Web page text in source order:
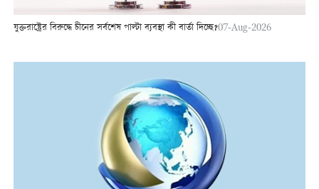
যুক্তরাষ্ট্রের বিরুদ্ধে চীনের সর্বশেষ পাল্টা ব্যবস্থা কী বার্তা দিচ্ছে?07-Aug-2026